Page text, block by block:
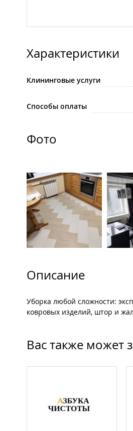
Характеристики
Клининговые услуги
Способы оплаты
Фото
Описание
Уборка любой сложности:
ковровых изделий, штор и
Вас также может